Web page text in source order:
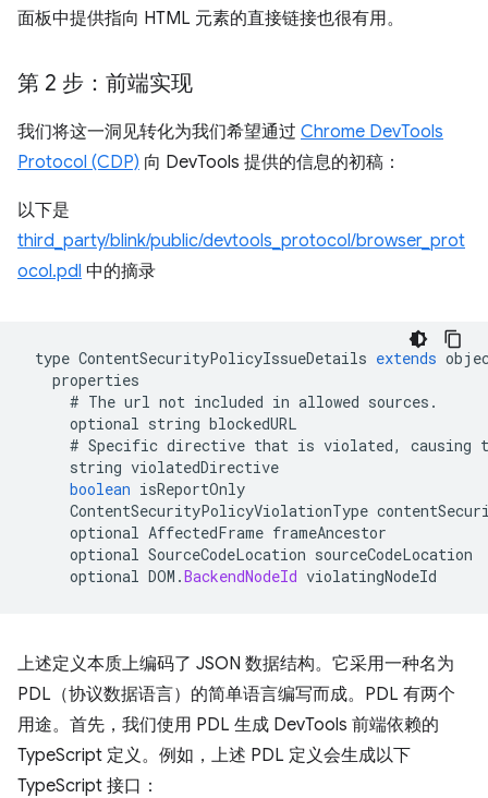
面板中提供指向 HTML 元素的直接链接也很有用。
第 2 步：前端实现
我们将这一洞见转化为我们希望通过 Chrome DevTools
Protocol (CDP) 向 DevTools 提供的信息的初稿：
以下是
third_party/blink/public/devtools_protocol/browser_prot
ocol.pdl 中的摘录
type ContentSecurityPolicyIssueDetails extends
properties
# The url not included in allowed sources .
optional string blockedURL
# Specific directive that is violated, causing
string violatedDirective
boolean isReportOnly
ContentSecurityPolicyViolationType
optional AffectedFrame frameAncestor
optional SourceCodeLocation sourceCodeLocation
optional DOM .BackendNodeId violatingNodeId
上述定义本质上编码了 JSON 数据结构。它采用一种名为
PDL（协议数据语言）的简单语言编写而成。PDL 有两个
用途。首先，我们使用 PDL 生成 DevTools 前端依赖的
TypeScript 定义。例如，上述 PDL 定义会生成以下
TypeScript 接口：